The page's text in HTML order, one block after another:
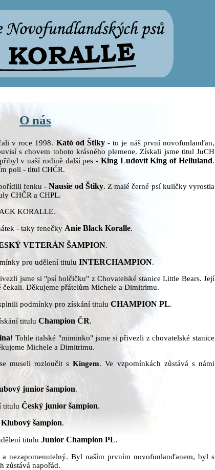
O nás
v roce 1998. Kató od Štiky- to je náš první novofunlanďan,
s chovem tohoto krásného plemene. Získali jsme titul JuCH
v naší rodině další pes - King Ludovít King of Helluland.
poli - titul CHČR.
pořídili fenku -Nausie od Štiky. Z malé černé psí kuličky vyrostla
CHČR a CHPL.
KORALLE.
- taky fenečky Anie Black Koralle.
VETERÁN ŠAMPION.
pro udělení titulu INTERCHAMPION.
jsme si "psí holčičku" z Chovatelské stanice Little Bears. Její
čekali. Děkujeme přátelům Michele a Dimitrimu.
podmínky pro získání titulu CHAMPION PL.
titulu Champion ČR.
! Tohle italské "miminko" jsme si přivezli z chovatelské stanice
Michele a Dimitrimu.
museli rozloučit sKingem. Ve vzpomínkách zůstává s námi
junior šampion.
titulu Český junior šampion.
Klubový šampion.
titulu Junior Champion PL.
nezapomenutelný. Byl naším prvním novofunlanďanem, byl s
zůstává napořád.